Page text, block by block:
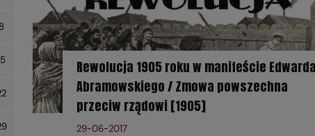
8
Rewolucja 1905 roku w manifeście Edwarda
Abramowskiego / Zmowa powszechna
przeciw rządowi [1905]
29-06-2017